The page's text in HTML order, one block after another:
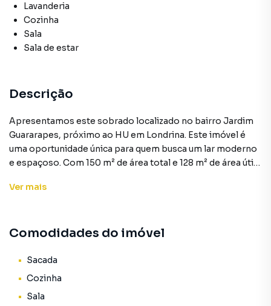
Lavanderia
Cozinha
Sala
Sala de estar
Descrição
Apresentamos este sobrado localizado no bairro Jardim
Guararapes, próximo ao HU em Londrina. Este imóvel é
uma oportunidade única para quem busca um lar moderno
e espaçoso. Com 150 m² de área total e 128 m² de área útil,
cozinha, 2 banheiros, sacada e garagem, proporcionando
personalize o seu novo lar da maneira que desejar. Com um
investimento perfeito para quem procura uma
propriedade de alto padrão em uma das melhores regiões
Ver mais
Comodidades do imóvel
Sacada
Cozinha
Sala